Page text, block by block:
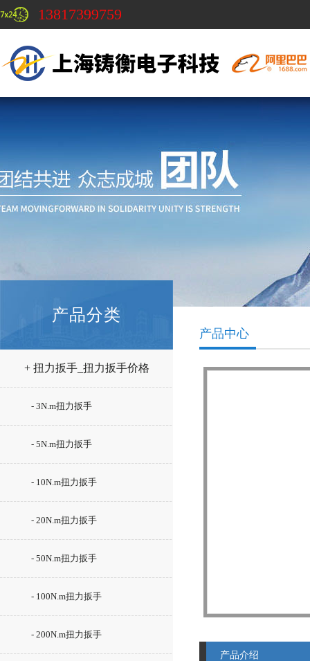
13817399759
产品分类
+ 扭力扳手_扭力扳手价格
- 3N.m扭力扳手
- 5N.m扭力扳手
- 10N.m扭力扳手
- 20N.m扭力扳手
- 50N.m扭力扳手
- 100N.m扭力扳手
- 200N.m扭力扳手
产品中心
产品介绍